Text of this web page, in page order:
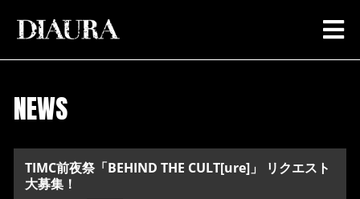
NEWS
TIMC前夜祭「BEHIND THE CULT[ure]」 リクエスト
大募集！